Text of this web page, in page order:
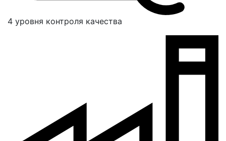
4 уровня контроля качества